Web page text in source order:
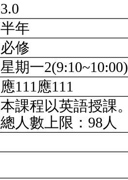
3.0
半年
必修
星期一
應111應111
本課程以英語授課
總人數上限：98人